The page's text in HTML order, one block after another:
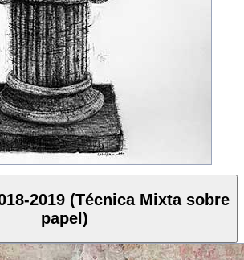
2019 (Técnica Mixta sobre
papel)